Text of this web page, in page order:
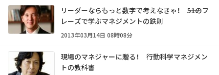
リーダーならもっと数字で考えなきゃ！ ――51のフ
レーズで学ぶマネジメントの鉄則
2013年03月14日 08時08分
現場のマネジャーに贈る！ 行動科学マネジメン
トの教科書